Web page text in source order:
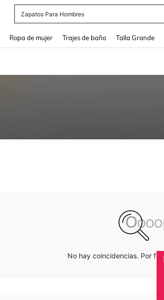
Zapatos Para Hombres
Ropa de mujer Trajes de baño Talla Grande
No hay coincidencias. Por